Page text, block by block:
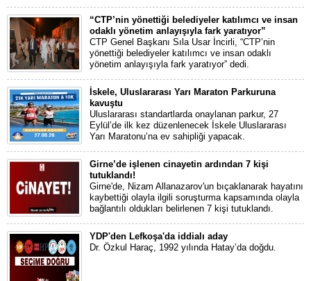
“CTP’nin yönettiği belediyeler katılımcı ve insan
odaklı yönetim anlayışıyla fark yaratıyor”
CTP Genel Başkanı Sıla Usar İncirli, “CTP’nin
yönettiği belediyeler katılımcı ve insan odaklı
yönetim anlayışıyla fark yaratıyor” dedi.
İskele, Uluslararası Yarı Maraton Parkuruna
kavuştu
Uluslararası standartlarda onaylanan parkur, 27
Eylül’de ilk kez düzenlenecek İskele Uluslararası
Yarı Maratonu’na ev sahipliği yapacak.
Girne’de işlenen cinayetin ardından 7 kişi
tutuklandı!
Girne'de, Nizam Allanazarov'un bıçaklanarak hayatını
kaybettiği olayla ilgili soruşturma kapsamında olayla
bağlantılı oldukları belirlenen 7 kişi tutuklandı.
YDP'den Lefkoşa'da iddialı aday
Dr. Özkul Haraç, 1992 yılında Hatay’da doğdu.